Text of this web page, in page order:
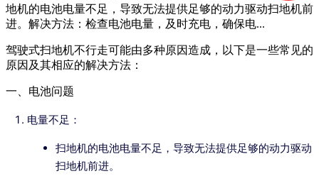
地机的电池电量不足，导致无法提供足够的动力驱动扫地机前
进。解决方法：检查电池电量，及时充电，确保电...
驾驶式扫地机不行走可能由多种原因造成，以下是一些常见的
原因及其相应的解决方法：
一、电池问题
电量不足：
扫地机的电池电量不足，导致无法提供足够的动力驱动
扫地机前进。